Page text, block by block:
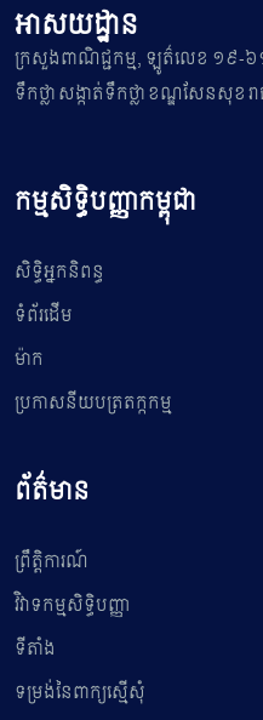
អាសយដ្ឋាន
ក្រសួងពាណិជ្ជកម្ម, ឡូត៌លេខ ១៩-
ទឹកថ្លា សង្កាត់ទឹកថ្លា ខណ្ឌសែនសុខ រ
កម្មសិទ្ធិបញ្ញាកម្ពុជា
សិទ្ធិអ្នកនិពន្ធ
ទំព័រដើម
ម៉ាក
ប្រកាសនីយបត្រតក្កកម្ម
ព័ត៌មាន
ព្រឹត្តិការណ៍
វិវាទកម្មសិទ្ធិបញ្ញា
ទីតាំង
ទម្រង់នៃពាក្យស្មើសុំ